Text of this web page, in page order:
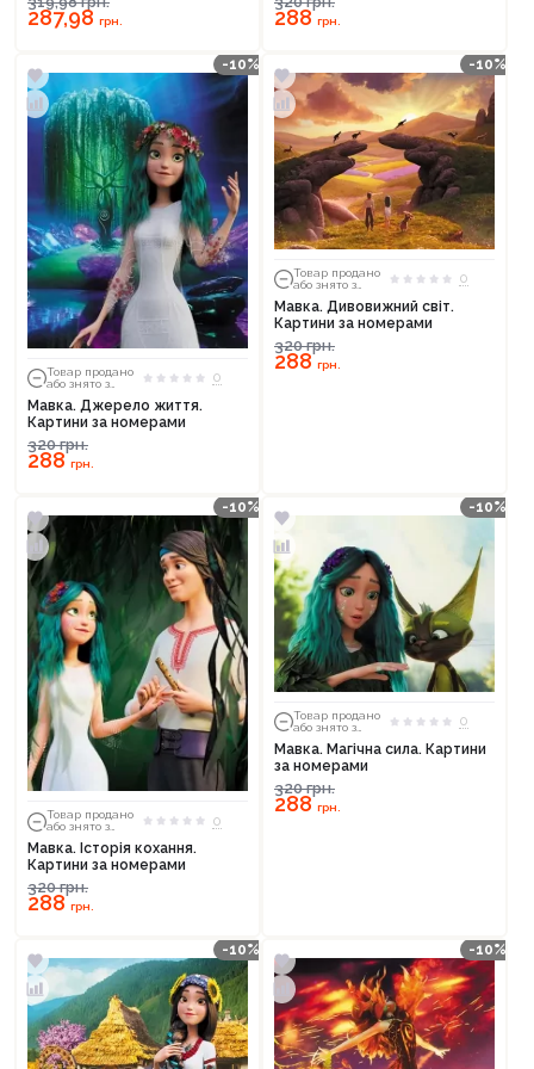
287,98 грн. 288грн.
-10%
Товар продано
або знято з
0
Мавка. Джерело життя.
Картини за номерами
320грн.
288грн.
-10%
Товар продано
або знято з
0
Мавка. Дивовижний світ.
Картини за номерами
320грн.
288грн.
-10%
Товар продано
або знято з
0
Мавка. Історія кохання.
Картини за номерами
320грн.
288грн.
-10%
Товар продано
або знято з
0
Мавка. Магічна сила. Картини
за номерами
320грн.
288грн.
-10% -10%